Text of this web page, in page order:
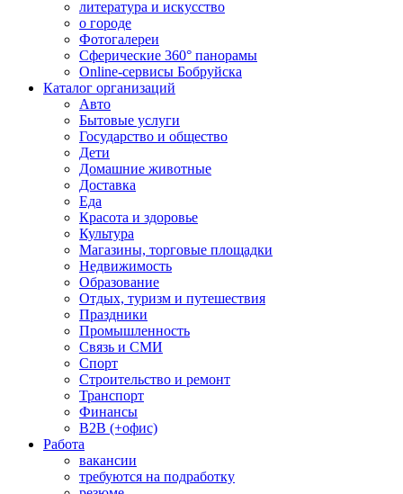
литература и искусство
о городе
Фотогалереи
Сферические 360° панорамы
Online-сервисы Бобруйска
Каталог организаций
Авто
Бытовые услуги
Государство и общество
Дети
Домашние животные
Доставка
Еда
Красота и здоровье
Культура
Магазины, торговые площадки
Недвижимость
Образование
Отдых, туризм и путешествия
Праздники
Промышленность
Связь и СМИ
Спорт
Строительство и ремонт
Транспорт
Финансы
B2B (+офис)
Работа
вакансии
требуются на подработку